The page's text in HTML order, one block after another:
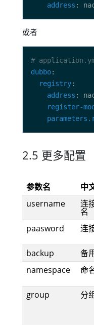
address
或者
#
dubbo
registry
address
register-
2.5 更多配置
参数名 中
username
连
名
paasword
连
backup
备
namespace
命
group
分